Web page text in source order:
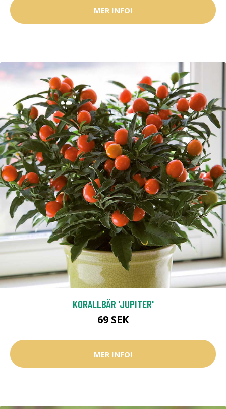
MER INFO!
KORALLBÄR 'JUPITER'
69 SEK
MER INFO!